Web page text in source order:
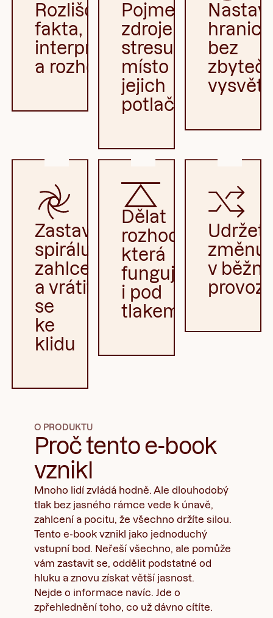
Rozlišovat
fakta,
interpretace
a rozhodnutí
Pojmenovat
zdroje
stresu
místo
jejich
potlačování
hranice
bez
Zastavit
spirálu
zahlcení
a vrátit
se
ke
klidu
Dělat
rozhodnutí,
která
fungují
i pod
tlakem
Udržet
změnu
v
O PRODUKTU
Proč tento e-book
vznikl
Mnoho lidí zvládá hodně. Ale dlouhodobý
tlak bez jasného rámce vede k únavě,
zahlcení a pocitu, že všechno držíte silou.
Tento e-book vznikl jako jednoduchý
vstupní bod. Neřeší všechno, ale pomůže
vám zastavit se, oddělit podstatné od
hluku a znovu získat větší jasnost.
Nejde o informace navíc. Jde o
zpřehlednění toho, co už dávno cítíte.